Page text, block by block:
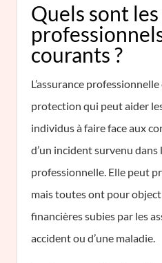
Quels sont
courants ?
L’assurance
protection qui peut aider
individus à faire face aux
d’un incident survenu
professionnelle. Elle peut
mais toutes ont pour
financières subies par les
accident ou d’une maladie.